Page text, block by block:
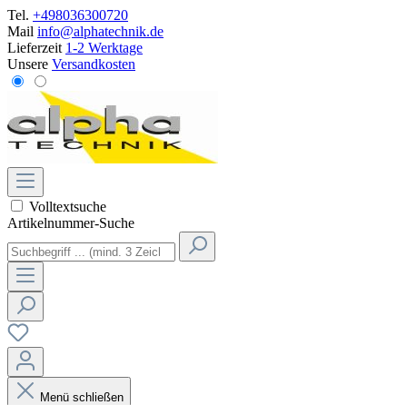
Tel. +498036300720
Mail info@alphatechnik.de
Lieferzeit 1-2 Werktage
Unsere Versandkosten
Volltextsuche
Artikelnummer-Suche
Menü schließen